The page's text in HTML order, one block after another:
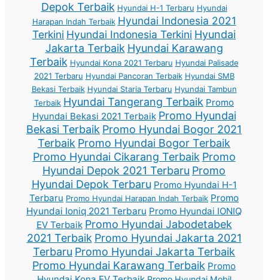
Depok Terbaik Hyundai H-1 Terbaru Hyundai
Harapan Indah Terbaik Hyundai Indonesia 2021
Terkini Hyundai Indonesia Terkini Hyundai
Jakarta Terbaik Hyundai Karawang
Terbaik Hyundai Kona 2021 Terbaru Hyundai Palisade
2021 Terbaru Hyundai Pancoran Terbaik Hyundai SMB
Bekasi Terbaik Hyundai Staria Terbaru Hyundai Tambun
Terbaik Hyundai Tangerang Terbaik Promo
Hyundai Bekasi 2021 Terbaik Promo Hyundai
Bekasi Terbaik Promo Hyundai Bogor 2021
Terbaik Promo Hyundai Bogor Terbaik
Promo Hyundai Cikarang Terbaik Promo
Hyundai Depok 2021 Terbaru Promo
Hyundai Depok Terbaru Promo Hyundai H-1
Terbaru Promo Hyundai Harapan Indah Terbaik Promo
Hyundai Ioniq 2021 Terbaru Promo Hyundai IONIQ
EV Terbaik Promo Hyundai Jabodetabek
2021 Terbaik Promo Hyundai Jakarta 2021
Terbaru Promo Hyundai Jakarta Terbaik
Promo Hyundai Karawang Terbaik Promo